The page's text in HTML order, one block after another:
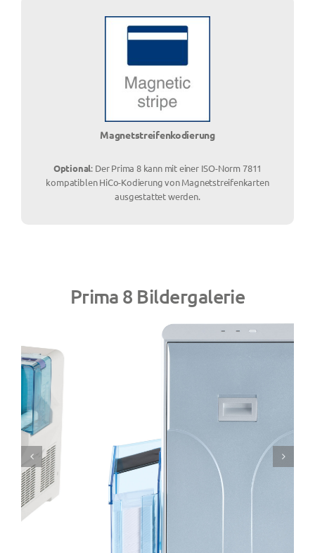
Magnetstreifenkodierung
Optional: Der Prima 8 kann mit einer ISO-Norm 7811
kompatiblen HiCo-Kodierung von Magnetstreifenkarten
ausgestattet werden.
Prima 8 Bildergalerie